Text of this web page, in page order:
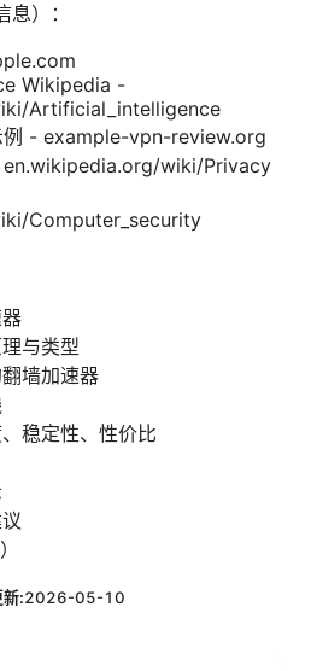
）：
Wikipedia -
Artificial_intelligence
例 - example-vpn-review.org
en.wikipedia.org/wiki/Privacy
Computer_security
与类型
墙加速器
稳定性、性价比
新:2026-05-10